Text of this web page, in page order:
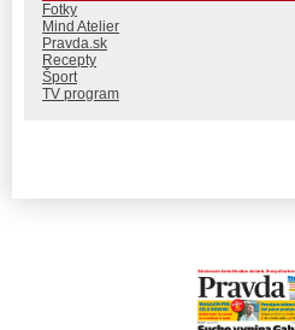
Fotky
Mind Atelier
Pravda.sk
Recepty
Šport
TV program